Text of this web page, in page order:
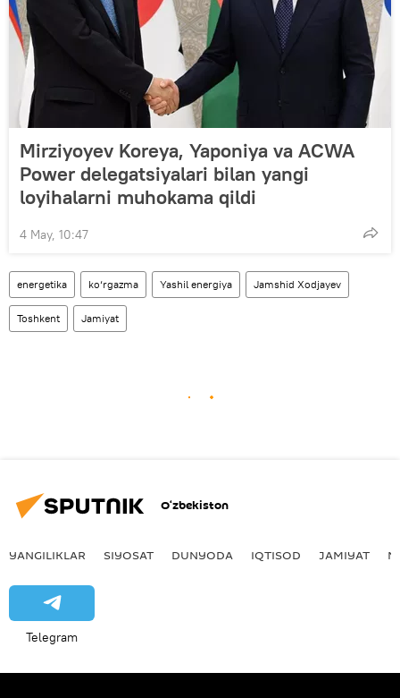
Mirziyoyev Koreya, Yaponiya va ACWA
Power delegatsiyalari bilan yangi
loyihalarni muhokama qildi
4 May, 10:47
energetika ko‘rgazma Yashil energiya Jamshid Xodjayev
Toshkent Jamiyat
O‘zbekiston
YANGILIKLAR SIYOSAT DUNYODA IQTISOD JAMIYAT
Telegram